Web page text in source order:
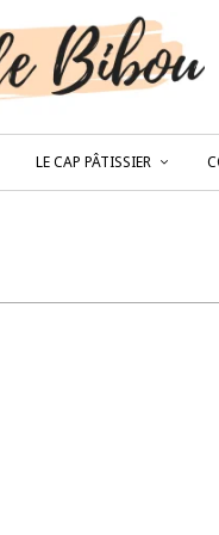
LE CAP PÂTISSIER